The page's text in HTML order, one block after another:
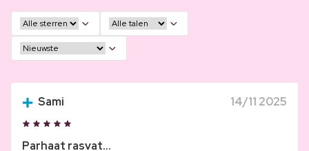
Sami 14/11 2025
Parhaat rasvat...